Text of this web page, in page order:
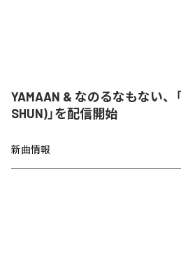
YAMAAN & なのるなもない、
SHUN)」を配信開始
新曲情報